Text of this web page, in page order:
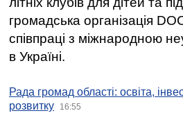
громадська організація
співпраці з міжнародною
в Україні.
Рада громад області: освіта,
розвитку
16:55